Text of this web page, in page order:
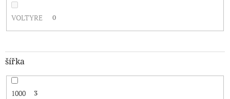
VOLTYRE 0
šířka
1000 3